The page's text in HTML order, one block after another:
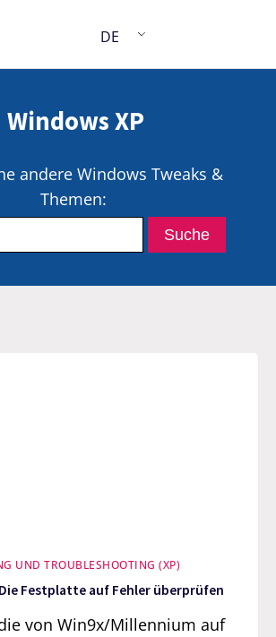
DE
Windows XP
andere Windows Tweaks &
Themen:
UND TROUBLESHOOTING (XP)
Festplatte auf Fehler überprüfen
von Win9x/Millennium auf